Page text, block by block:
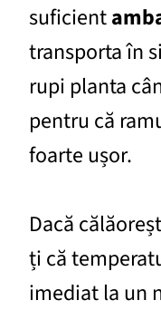
suficient
transporta în
rupi planta
pentru că
foarte ușor.
Dacă
ți că
imediat la un